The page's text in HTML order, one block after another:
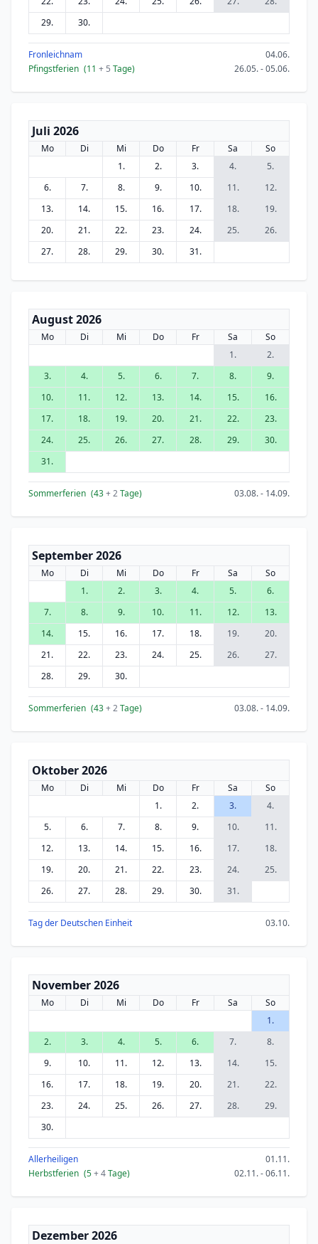
29.
30.
Fronleichnam
04.06.
Pfingstferien (11 + 5 Tage) 26.05. - 05.06.
Juli 2026
Mo Di Mi Do Fr Sa
So
1.
2. 3. 4.
5.
6.
7. 8. 9. 10. 11.
12.
13.
14. 15. 16. 17. 18.
19.
20.
21. 22. 23. 24. 25.
26.
27.
28. 29. 30. 31.
August 2026
Mo Di Mi Do Fr Sa
So
1.
2.
3.
4. 5. 6. 7. 8.
9.
10.
11. 12. 13. 14. 15.
16.
17.
18. 19. 20. 21. 22.
23.
24.
25. 26. 27. 28. 29.
30.
31.
Sommerferien (43+ 2Tage) 03.08. - 14.09.
September 2026
Mo Di Mi Do Fr Sa
So
1.
2. 3. 4. 5.
6.
7.
8. 9. 10. 11. 12.
13.
14.
15. 16. 17. 18. 19.
20.
21.
22. 23. 24. 25. 26.
27.
28.
29. 30.
Sommerferien (43+ 2Tage) 03.08. - 14.09.
Oktober 2026
Mo Di Mi Do Fr Sa
So
1.
2. 3.
4.
5.
6. 7. 8. 9. 10.
11.
12.
13. 14. 15. 16. 17.
18.
19.
20. 21. 22. 23. 24.
25.
26.
27. 28. 29. 30. 31.
Tag der Deutschen Einheit 03.10.
November 2026
Mo Di Mi Do Fr Sa
So
1.
2.
3. 4. 5. 6. 7.
8.
9.
10. 11. 12. 13. 14.
15.
16.
17. 18. 19. 20. 21.
22.
23.
24. 25. 26. 27. 28.
29.
30.
Allerheiligen
01.11.
Herbstferien (5+ 4Tage) 02.11. - 06.11.
Dezember 2026